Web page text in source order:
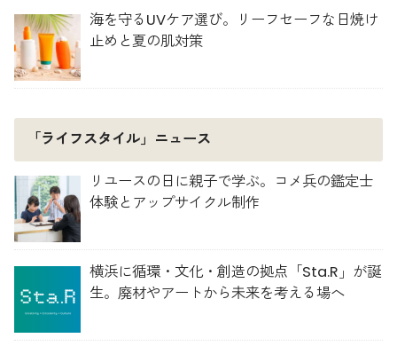
海を守るUVケア選び。リーフセーフな日焼け
止めと夏の肌対策
「ライフスタイル」ニュース
リユースの日に親子で学ぶ。コメ兵の鑑定士
体験とアップサイクル制作
横浜に循環・文化・創造の拠点「Sta.R」が誕
生。廃材やアートから未来を考える場へ